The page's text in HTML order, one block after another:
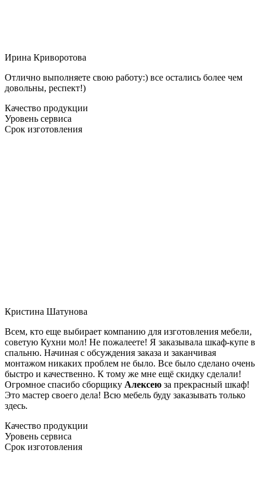
Ирина Криворотова
Отлично выполняете свою работу:) все остались более чем
довольны, респект!)
Качество продукции
Уровень сервиса
Срок изготовления
Кристина Шатунова
Всем, кто еще выбирает компанию для изготовления мебели,
советую Кухни мол! Не пожалеете! Я заказывала шкаф-купе в
спальню. Начиная с обсуждения заказа и заканчивая
монтажом никаких проблем не было. Все было сделано очень
быстро и качественно. К тому же мне ещё скидку сделали!
Огромное спасибо сборщику Алексею за прекрасный шкаф!
Это мастер своего дела! Всю мебель буду заказывать только
здесь.
Качество продукции
Уровень сервиса
Срок изготовления